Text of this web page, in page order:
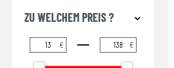
ZU WELCHEM PREIS ?
€ €